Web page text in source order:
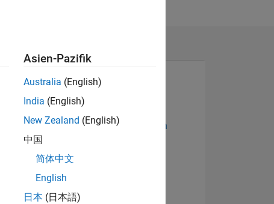
Abzeichen anzeigen
Asien-Pazifik
Australia (English)
India (English)
New Zealand (English)
中国
简体中文
English
日本 (日本語)